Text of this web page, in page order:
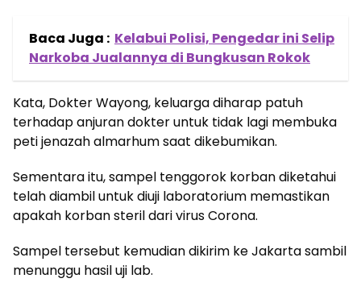
Baca Juga : Kelabui Polisi, Pengedar ini Selip
Narkoba Jualannya di Bungkusan Rokok
Kata, Dokter Wayong, keluarga diharap patuh
terhadap anjuran dokter untuk tidak lagi membuka
peti jenazah almarhum saat dikebumikan.
Sementara itu, sampel tenggorok korban diketahui
telah diambil untuk diuji laboratorium memastikan
apakah korban steril dari virus Corona.
Sampel tersebut kemudian dikirim ke Jakarta sambil
menunggu hasil uji lab.